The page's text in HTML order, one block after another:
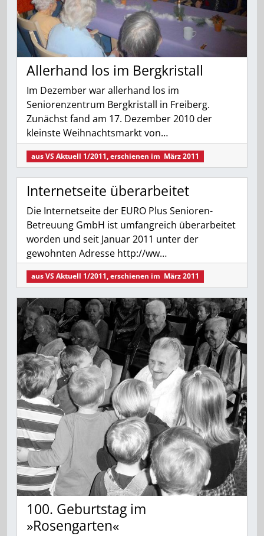
Allerhand los im Bergkristall
Im Dezember war allerhand los im
Seniorenzentrum Bergkristall in Freiberg.
Zunächst fand am 17. Dezember 2010 der
kleinste Weihnachtsmarkt von…
ausVS Aktuell 1/2011, erschienen im März 2011
Internetseite überarbeitet
Die Internetseite der EURO Plus Senioren-
Betreuung GmbH ist umfangreich überarbeitet
worden und seit Januar 2011 unter der
gewohnten Adresse http://ww…
ausVS Aktuell 1/2011, erschienen im März 2011
100. Geburtstag im
»Rosengarten«